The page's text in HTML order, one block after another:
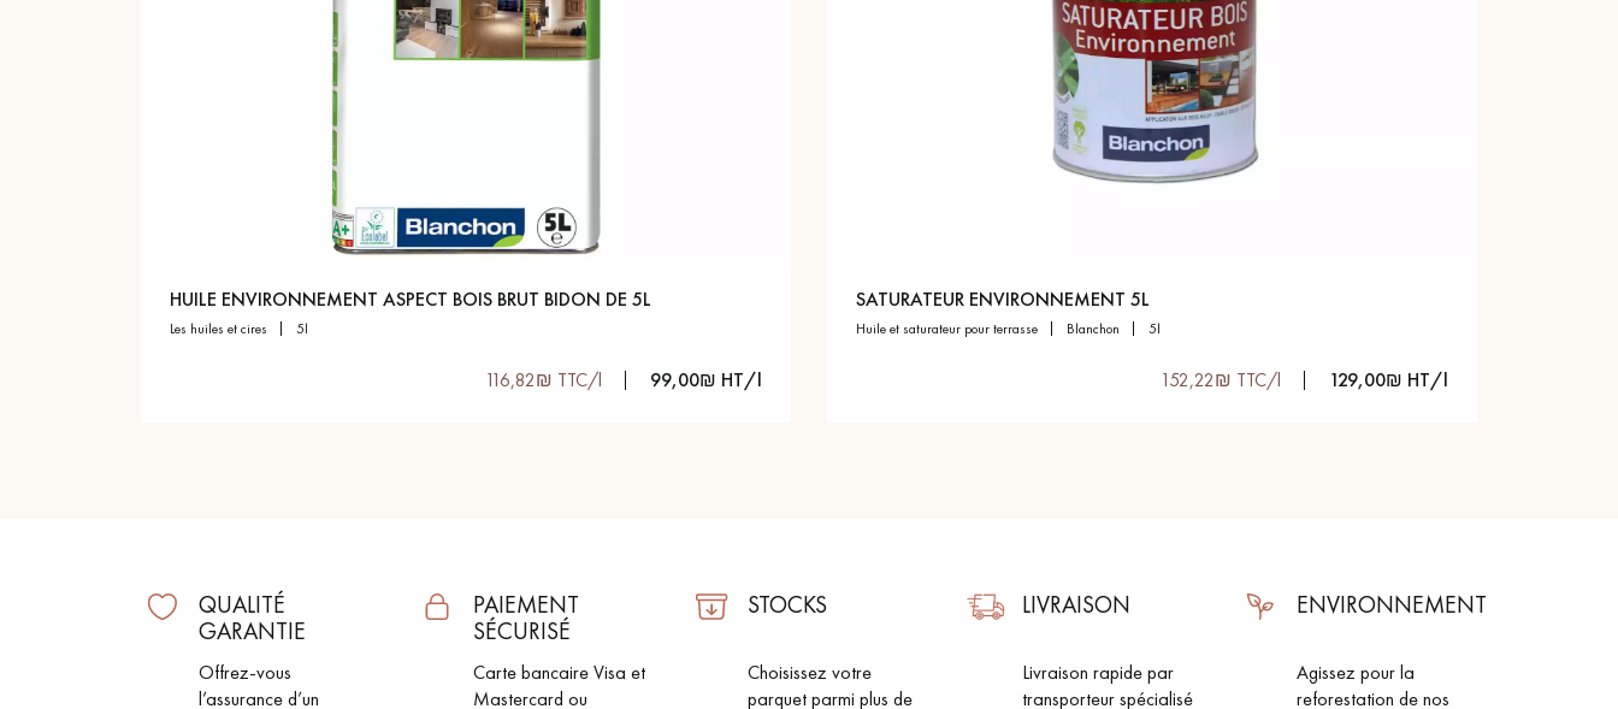
Nos experts sont à votre disposition pour vous guider pas à pas dans le choix et la pose de votre parquet.
Un expert Décoplus Parquets vous
appelle
Obtenez un devis gratuit !
HUILE ENVIRONNEMENT ASPECT BOIS BRUT BIDON DE 5L
les huiles et cires 5l
116,82₪ TTC/l 99,00₪ HT/l
SATURATEUR ENVIRONNEMENT 5L
huile et saturateur pour terrasse blanchon 5l
152,22₪ TTC/l 129,00₪ HT/l
QUALITÉ
GARANTIE
Offrez-vous
l’assurance d’un
PAIEMENT
SÉCURISÉ
Carte bancaire Visa et
Mastercard ou
STOCKS
Choisissez votre
parquet parmi plus de
LIVRAISON
Livraison rapide par
transporteur spécialisé
ENVIRONNEMENT
Agissez pour la
reforestation de nos